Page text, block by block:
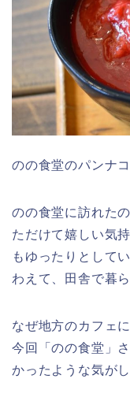
のの食堂のパンナ
のの食堂に訪れた
ただけて嬉しい気
もゆったりとして
わえて、田舎で暮
なぜ地方のカフェ
今回「のの食堂」
かったような気がし